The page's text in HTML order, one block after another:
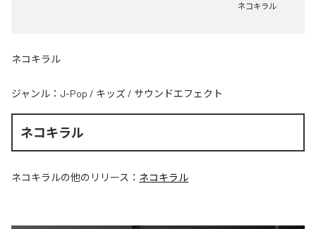
ネコキラル
ネコキラル
ジャンル： J-Pop / キッズ / サウンドエフェクト
ネコキラル
ネコキラルの他のリリース： ネコキラル